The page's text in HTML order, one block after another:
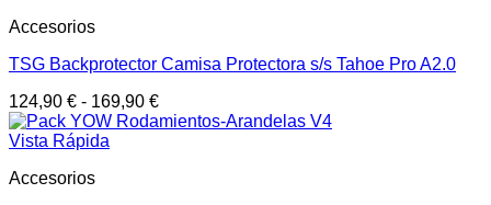
Accesorios
TSG Backprotector Camisa Protectora s/s Tahoe Pro A2.0
124,90 € - 169,90 €
Vista Rápida
Accesorios